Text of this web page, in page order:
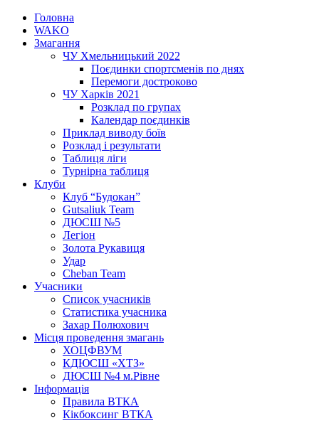
Головна
WAKO
Змагання
ЧУ Хмельницький 2022
Поєдинки спортсменів по днях
Перемоги достроково
ЧУ Харків 2021
Розклад по групах
Календар поєдинків
Приклад виводу боїв
Розклад і результати
Таблиця ліги
Турнірна таблиця
Клуби
Клуб “Будокан”
Gutsaliuk Team
ДЮСШ №5
Легіон
Золота Рукавиця
Удар
Cheban Team
Учасники
Список учасників
Статистика учасника
Захар Полюхович
Місця проведення змагань
ХОЦФВУМ
КДЮСШ «ХТЗ»
ДЮСШ №4 м.Рівне
Інформація
Правила ВТКА
Кікбоксинг ВТКА